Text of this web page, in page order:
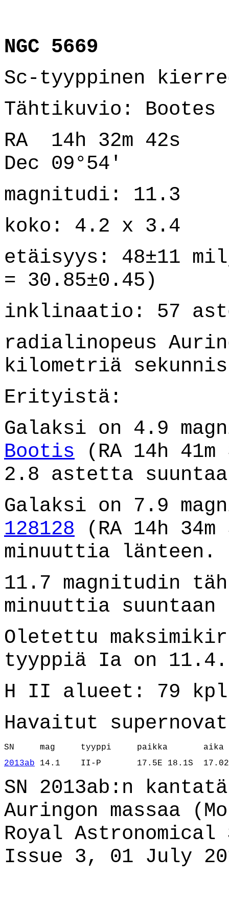
NGC 5669
Sc-tyyppinen
Tähtikuvio: Bootes
RA 14h 32m 42s
Dec 09°54'
magnitudi: 11.3
koko: 4.2 x 3.4
etäisyys: 48±11
= 30.85±0.45)
inklinaatio: 57
radialinopeus
kilometriä
Erityistä:
Galaksi on 4.9
Bootis (RA 14h
2.8 astetta
Galaksi on 7.9
128128 (RA 14h
minuuttia länteen.
11.7 magnitudin
minuuttia suuntaan
Oletettu
tyyppiä Ia on 11.4.
H II alueet: 79 kpl
Havaitut
SN     mag     tyyppi     paikka       aika
2013ab 14.1    II-P       17.5E 18.1S
SN 2013ab:n
Auringon massaa
Royal
Issue 3, 01 July